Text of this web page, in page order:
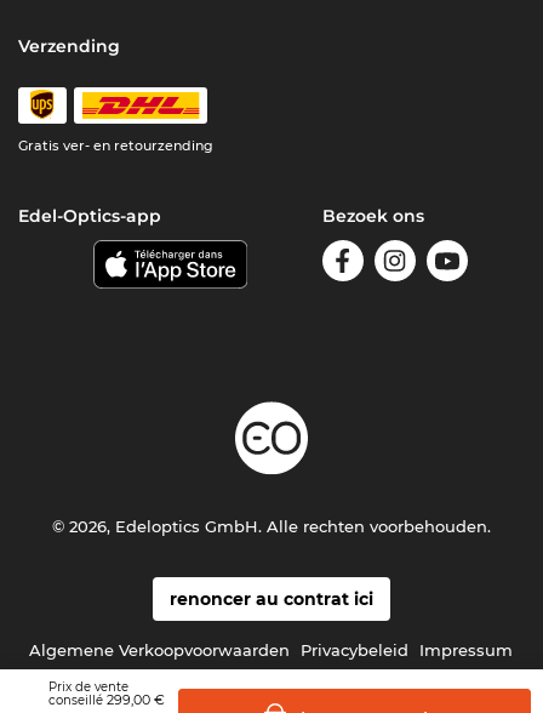
Prix de vente
conseillé 299,00 €
Verzending
Gratis ver- en retourzending
Edel-Optics-app Bezoek ons
renoncer au contrat ici
Algemene Verkoopvoorwaarden Privacybeleid Impressum
© 2026, Edeloptics GmbH. Alle rechten voorbehouden.